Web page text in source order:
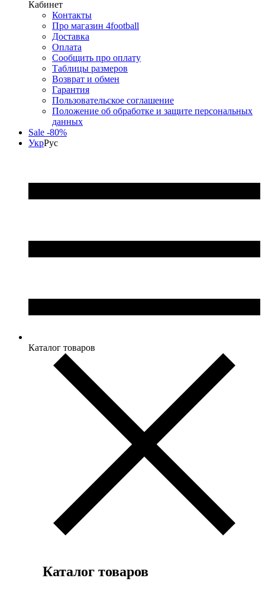
Кабинет
Контакты
Про магазин 4football
Доставка
Оплата
Сообщить про оплату
Таблицы размеров
Возврат и обмен
Гарантия
Пользовательское соглашение
Положение об обработке и защите персональных
данных
Sale -80%
УкрРус
Каталог товаров
Каталог товаров